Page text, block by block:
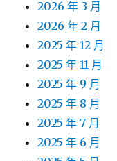
2026 年 3 月
2026 年 2 月
2025 年 12 月
2025 年 11 月
2025 年 9 月
2025 年 8 月
2025 年 7 月
2025 年 6 月